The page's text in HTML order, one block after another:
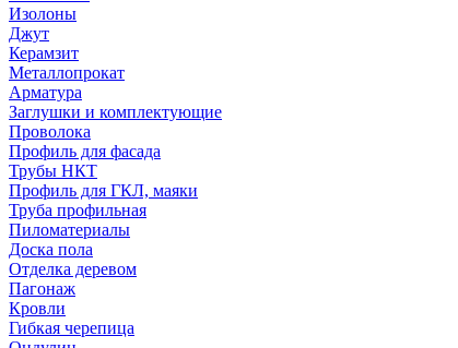
Изолоны
Джут
Керамзит
Металлопрокат
Арматура
Заглушки и комплектующие
Проволока
Профиль для фасада
Трубы НКТ
Профиль для ГКЛ, маяки
Труба профильная
Пиломатериалы
Доска пола
Отделка деревом
Пагонаж
Кровли
Гибкая черепица